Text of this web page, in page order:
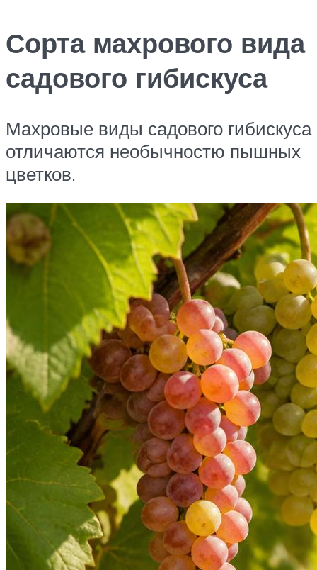
Сорта махрового вида
садового гибискуса
Махровые виды садового гибискуса
отличаются необычностю пышных
цветков.